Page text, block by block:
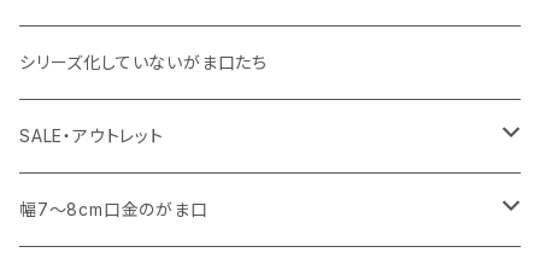
・ その他
11号帆布
コットンキャンバス
・ 中くらいのサイズ
コットンキャンバス
シリーズ化していないがま口たち
SALE・アウトレット
SALE
幅7～8cm口金のがま口